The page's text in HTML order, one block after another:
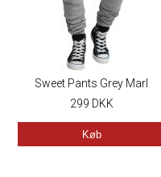
Sweet Pants Grey Marl
299 DKK
Køb